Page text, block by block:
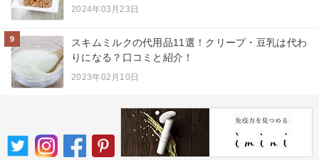
2024年03月23日
9
スキムミルクの代用品11選！クリープ・豆乳は代わ
りになる？口コミと紹介！
2023年02月10日